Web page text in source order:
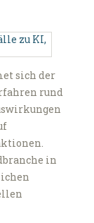
sich der
rund
in